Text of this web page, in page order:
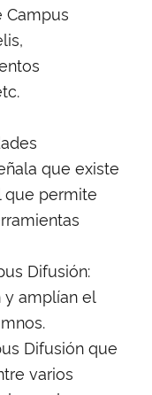
que existe
que permite
Difusión:
amplían el
Difusión que
varios